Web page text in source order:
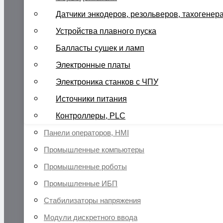
Датчики энкодеров, резольверов,
Устройства плавного пуска
Балласты сушек и ламп
Электронные платы
Электроника станков с ЧПУ
Источники питания
Контроллеры, PLC
Панели операторов, HMI
Промышленные компьютеры
Промышленные роботы
Промышленные ИБП
Стабилизаторы напряжения
Модули дискретного ввода